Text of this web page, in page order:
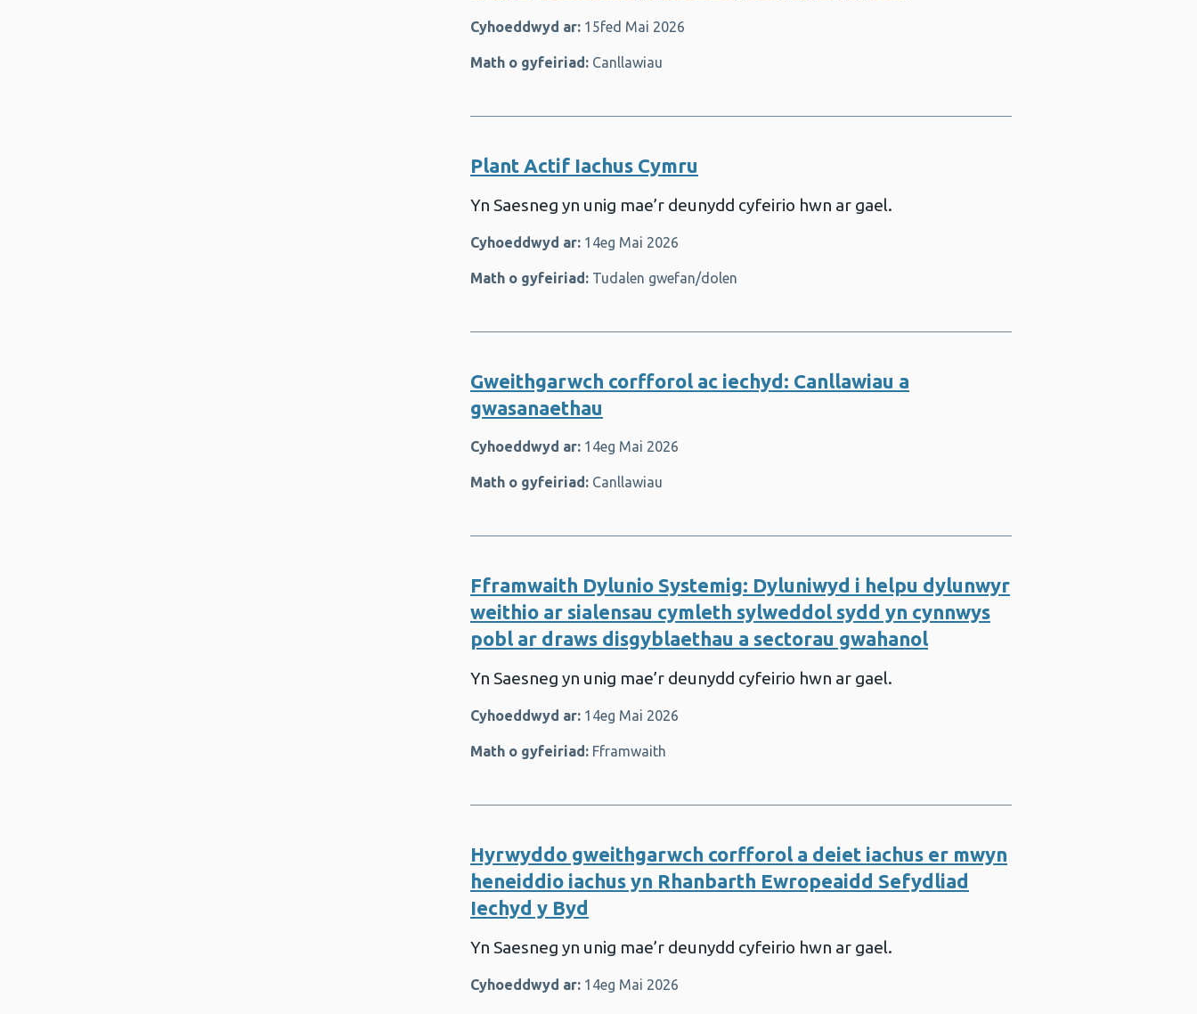
Cyhoeddwyd ar:15fed Mai 2026
Math o gyfeiriad:Canllawiau
Plant Actif Iachus Cymru
Yn Saesneg yn unig mae’r deunydd cyfeirio hwn ar gael.
Cyhoeddwyd ar:14eg Mai 2026
Math o gyfeiriad:Tudalen gwefan/dolen
Gweithgarwch corfforol ac iechyd: Canllawiau a
gwasanaethau
Cyhoeddwyd ar:14eg Mai 2026
Math o gyfeiriad:Canllawiau
Fframwaith Dylunio Systemig: Dyluniwyd i helpu dylunwyr
weithio ar sialensau cymleth sylweddol sydd yn cynnwys
pobl ar draws disgyblaethau a sectorau gwahanol
Yn Saesneg yn unig mae’r deunydd cyfeirio hwn ar gael.
Cyhoeddwyd ar:14eg Mai 2026
Math o gyfeiriad:Fframwaith
Hyrwyddo gweithgarwch corfforol a deiet iachus er mwyn
heneiddio iachus yn Rhanbarth Ewropeaidd Sefydliad
Iechyd y Byd
Yn Saesneg yn unig mae’r deunydd cyfeirio hwn ar gael.
Cyhoeddwyd ar:14eg Mai 2026